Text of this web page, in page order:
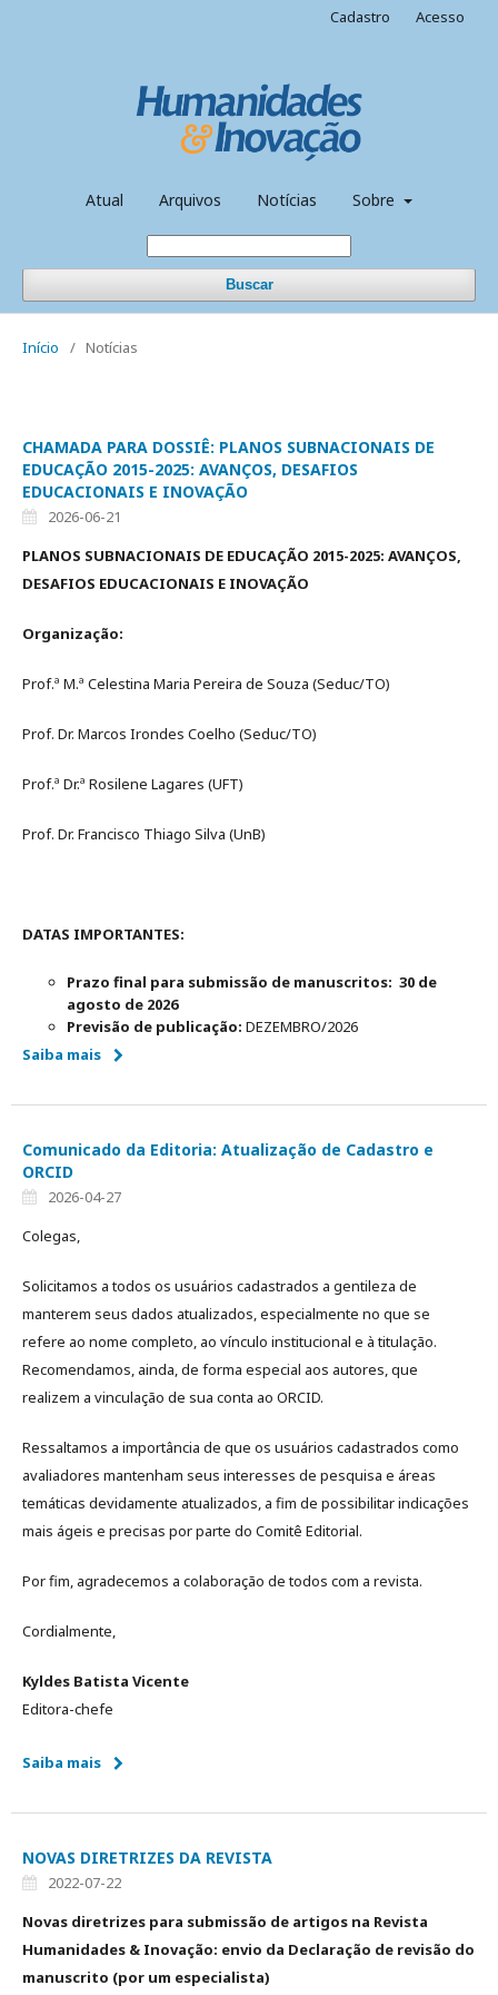
Atual Arquivos Notícias Sobre
Buscar
Cadastro Acesso
Início / Notícias
CHAMADA PARA DOSSIÊ: PLANOS SUBNACIONAIS DE
EDUCAÇÃO 2015-2025: AVANÇOS, DESAFIOS
EDUCACIONAIS E INOVAÇÃO
2026-06-21
PLANOS SUBNACIONAIS DE EDUCAÇÃO 2015-2025: AVANÇOS,
DESAFIOS EDUCACIONAIS E INOVAÇÃO
Organização:
Prof.ª M.ª Celestina Maria Pereira de Souza (Seduc/TO)
Prof. Dr. Marcos Irondes Coelho (Seduc/TO)
Prof.ª Dr.ª Rosilene Lagares (UFT)
Prof. Dr. Francisco Thiago Silva (UnB)
DATAS IMPORTANTES:
Prazo final para submissão de manuscritos: 30 de
agosto de 2026
Previsão de publicação: DEZEMBRO/2026
Saiba mais
Comunicado da Editoria: Atualização de Cadastro e
ORCID
2026-04-27
Colegas,
Solicitamos a todos os usuários cadastrados a gentileza de
manterem seus dados atualizados, especialmente no que se
refere ao nome completo, ao vínculo institucional e à titulação.
Recomendamos, ainda, de forma especial aos autores, que
realizem a vinculação de sua conta ao ORCID.
Ressaltamos a importância de que os usuários cadastrados como
avaliadores mantenham seus interesses de pesquisa e áreas
temáticas devidamente atualizados, a fim de possibilitar indicações
mais ágeis e precisas por parte do Comitê Editorial.
Por fim, agradecemos a colaboração de todos com a revista.
Cordialmente,
Kyldes Batista Vicente
Editora-chefe
Saiba mais
NOVAS DIRETRIZES DA REVISTA
2022-07-22
Novas diretrizes para submissão de artigos na Revista
Humanidades & Inovação: envio da Declaração de revisão do
manuscrito (por um especialista)